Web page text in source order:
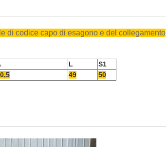
di codice capo di esagono e del collegamento
L
S1
49 50